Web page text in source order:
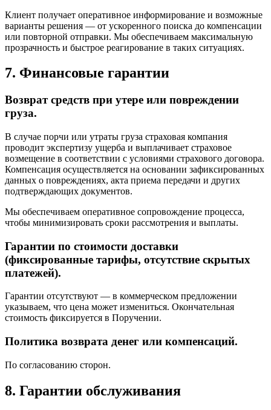
Клиент получает оперативное информирование и возможные
варианты решения — от ускоренного поиска до компенсации
или повторной отправки. Мы обеспечиваем максимальную
прозрачность и быстрое реагирование в таких ситуациях.
7. Финансовые гарантии
Возврат средств при утере или повреждении
груза.
В случае порчи или утраты груза страховая компания
проводит экспертизу ущерба и выплачивает страховое
возмещение в соответствии с условиями страхового договора.
Компенсация осуществляется на основании зафиксированных
данных о повреждениях, акта приема передачи и других
подтверждающих документов.
Мы обеспечиваем оперативное сопровождение процесса,
чтобы минимизировать сроки рассмотрения и выплаты.
Гарантии по стоимости доставки
(фиксированные тарифы, отсутствие скрытых
платежей).
Гарантии отсутствуют — в коммерческом предложении
указываем, что цена может измениться. Окончательная
стоимость фиксируется в Поручении.
Политика возврата денег или компенсаций.
По согласованию сторон.
8. Гарантии обслуживания